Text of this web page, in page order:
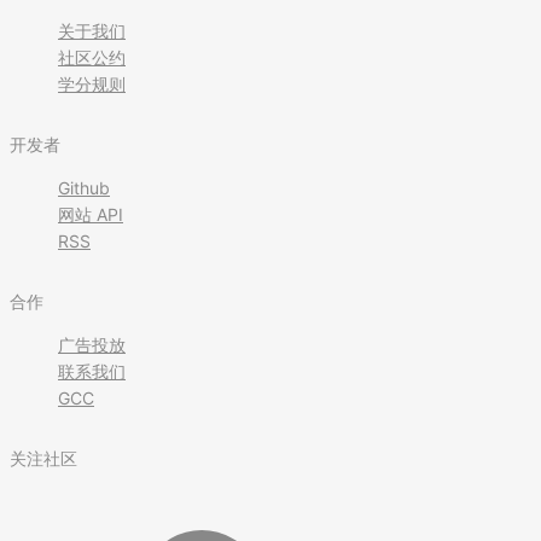
关于我们
社区公约
学分规则
开发者
Github
网站 API
RSS
合作
广告投放
联系我们
GCC
关注社区